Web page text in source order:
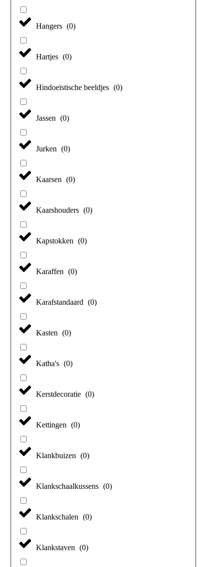
Hangers (0)
Hartjes (0)
Hindoeïstische beeldjes (0)
Jassen (0)
Jurken (0)
Kaarsen (0)
Kaarshouders (0)
Kapstokken (0)
Karaffen (0)
Karafstandaard (0)
Kasten (0)
Katha's (0)
Kerstdecoratie (0)
Kettingen (0)
Klankbuizen (0)
Klankschaalkussens (0)
Klankschalen (0)
Klankstaven (0)